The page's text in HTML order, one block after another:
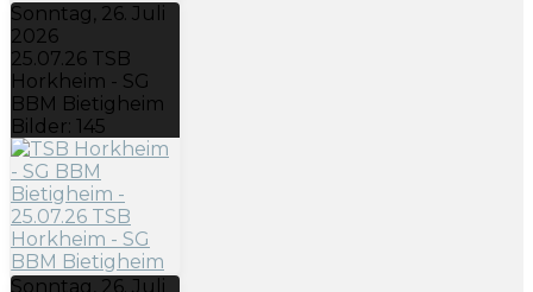
Sonntag, 26. Juli
2026
25.07.26 TSB
Horkheim - SG
BBM Bietigheim
Bilder: 145
Sonntag, 26. Juli